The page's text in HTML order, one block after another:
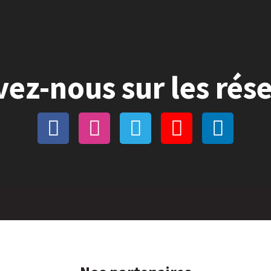
nous sur les